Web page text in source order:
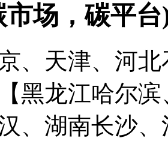
场，碳平台
、天津、河
黑龙江哈尔
汉、湖南长沙